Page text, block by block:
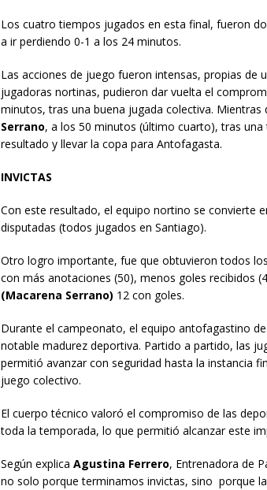
Los cuatro tiempos jugados en esta final, fueron
a ir perdiendo 0-1 a los 24 minutos.
Las acciones de juego fueron intensas, propias de
jugadoras nortinas, pudieron dar vuelta el
minutos, tras una buena jugada colectiva.
Serrano, a los 50 minutos (último cuarto), tras
resultado y llevar la copa para Antofagasta.
INVICTAS
Con este resultado, el equipo nortino se convierte
disputadas (todos jugados en Santiago).
Otro logro importante, fue que obtuvieron todos
con más anotaciones (50), menos goles recibidos
(Macarena Serrano) 12 con goles.
Durante el campeonato, el equipo antofagastino
notable madurez deportiva. Partido a partido, las
permitió avanzar con seguridad hasta la instancia
juego colectivo.
El cuerpo técnico valoró el compromiso de las
toda la temporada, lo que permitió alcanzar este
Según explica Agustina Ferrero, Entrenadora de
no solo porque terminamos invictas, sino porque